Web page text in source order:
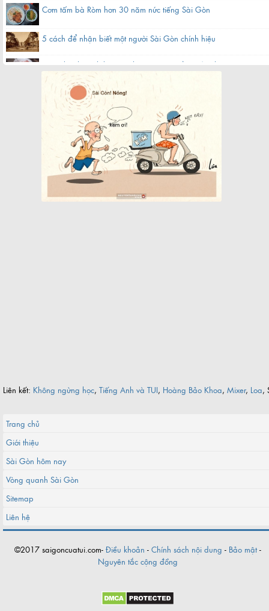
Cơm tấm bà Ròm hơn 30 năm nức tiếng Sài Gòn
5 cách để nhận biết một người Sài Gòn chính hiệu
Hàng bánh canh bột gạo hơn 60 năm nằm gần chợ ở Sài Gòn
Quán cà phê bạc màu hơn nửa thế kỷ giữa lòng Sài Gòn
Chợ Bến Thành xưa tên thiệt là gì?
Khách sạn nổi 5 sao biểu tượng một thời của Sài Gòn
Cụ bà làm cửu vạn ở chợ đầu mối Sài Gòn
Liên kết: Không ngừng học, Tiếng Anh và TUI, Hoàng Bảo Khoa, Mixer, Loa,
Trang chủ
Giới thiệu
Sài Gòn hôm nay
Vòng quanh Sài Gòn
Sitemap
Liên hệ
©2017 saigoncuatui.com- Điều khoản - Chính sách nội dung - Bảo mật-
Nguyên tắc cộng đồng